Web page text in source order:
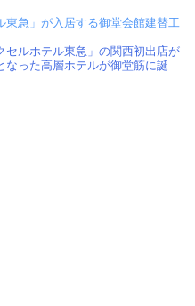
東急」が入居する御堂会館建替工
セルホテル東急」の関西初出店が
なった高層ホテルが御堂筋に誕